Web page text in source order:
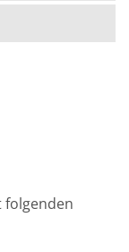
folgenden